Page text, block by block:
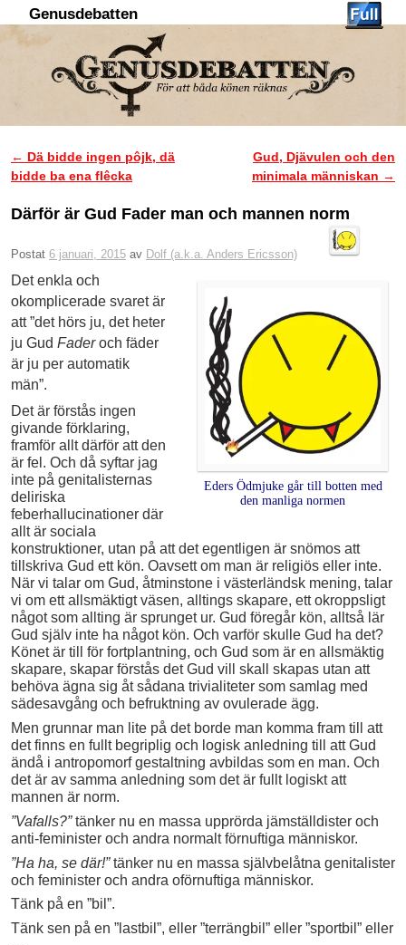
Genusdebatten
Inläggsnavigering
← Dä bidde ingen pôjk, dä
bidde ba ena flêcka
Gud, Djävulen och den
minimala människan →
Därför är Gud Fader man och mannen norm
Postat 6 januari, 2015 av Dolf (a.k.a. Anders Ericsson)
Eders Ödmjuke går till botten med
den manliga normen
Det enkla och
okomplicerade svaret är
att ”det hörs ju, det heter
ju Gud Faderoch fäder
är ju per automatik
män”.
Det är förstås ingen
givande förklaring,
framför allt därför att den
är fel. Och då syftar jag
inte på genitalisternas
deliriska
feberhallucinationer där
allt är sociala
konstruktioner, utan på att det egentligen är snömos att
tillskriva Gud ett kön. Oavsett om man är religiös eller inte.
När vi talar om Gud, åtminstone i västerländsk mening, talar
vi om ett allsmäktigt väsen, alltings skapare, ett okroppsligt
något som allting är sprunget ur. Gud föregår kön, alltså lär
Gud själv inte ha något kön. Och varför skulle Gud ha det?
Könet är till för fortplantning, och Gud som är en allsmäktig
skapare, skapar förstås det Gud vill skall skapas utan att
behöva ägna sig åt sådana trivialiteter som samlag med
sädesavgång och befruktning av ovulerade ägg.
Men grunnar man lite på det borde man komma fram till att
det finns en fullt begriplig och logisk anledning till att Gud
ändå i antropomorf gestaltning avbildas som en man. Och
det är av samma anledning som det är fullt logiskt att
mannen är norm.
”Vafalls?”tänker nu en massa upprörda jämställdister och
anti-feminister och andra normalt förnuftiga människor.
”Ha ha, se där!”tänker nu en massa självbelåtna genitalister
och feminister och andra oförnuftiga människor.
Tänk på en ”bil”.
Tänk sen på en ”lastbil”, eller ”terrängbil” eller ”sportbil” eller